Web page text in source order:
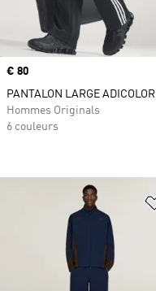
Prix
€ 80
PANTALON LARGE ADICOLOR
Hommes Originals
6 couleurs